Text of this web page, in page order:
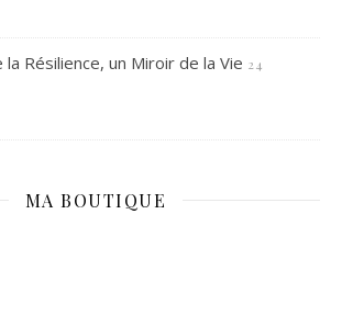
la Résilience, un Miroir de la Vie 24
MA BOUTIQUE